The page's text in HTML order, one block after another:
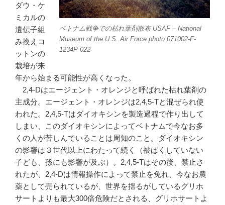
ベトナム戦争での枯れ葉剤散布 USAF – National
Museum of the U.S. Air Force photo 071002-F-
1234P-022
ダウ・ケ
ミカルの
遺伝子組
み換えコ
ットンの
栽培が来
年から始まる可能性が高くなった。
2,4-Dはエージェント・オレンジと呼ばれた枯れ葉剤の
主成分。エージェント・オレンジは2,4,5-Tと混ぜられ使
われた。2,4,5-Tはダイオキシンを製造過程で作り出して
しまい、このダイオキシンによってベトナムで今なお多
くの人が苦しんでいることは周知のこと。ダイオキシン
の影響は３世代以上にわたって続く（被ばくしていない
子ども、孫にも影響が及ぶ）。2,4,5-Tはその後、禁止さ
れたが、2,4-Dは情報操作によって禁止を免れ、今なお農
薬として売られているが、世界を揺るがしているグリホ
サートよりも最大300倍危険だとされる、グリホサートよ